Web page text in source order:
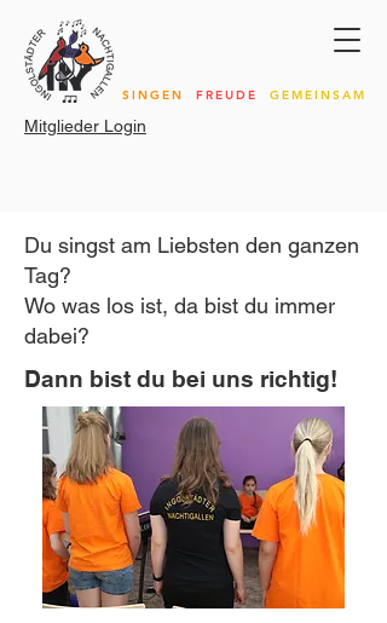
SINGEN FREUDE GEMEINSAM
Mitglieder Login
Du singst am Liebsten den ganzen
Tag?
Wo was los ist, da bist du immer
dabei?
Dann bist du bei uns richtig!